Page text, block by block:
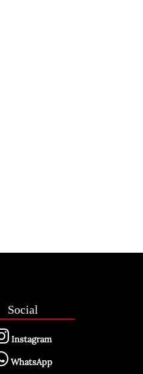
Social
Instagram
WhatsApp